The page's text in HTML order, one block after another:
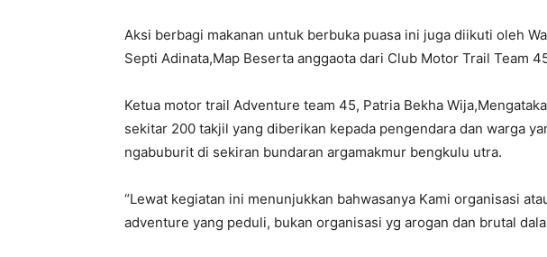
Aksi berbagi makanan untuk berbuka puasa ini juga diikuti oleh
Septi Adinata,Map Beserta anggaota dari Club Motor Trail Team
Ketua motor trail Adventure team 45, Patria Bekha
sekitar 200 takjil yang diberikan kepada pengendara dan warga
ngabuburit di sekiran bundaran argamakmur bengkulu utra.
“Lewat kegiatan ini menunjukkan bahwasanya Kami organisasi
adventure yang peduli, bukan organisasi yg arogan dan brutal